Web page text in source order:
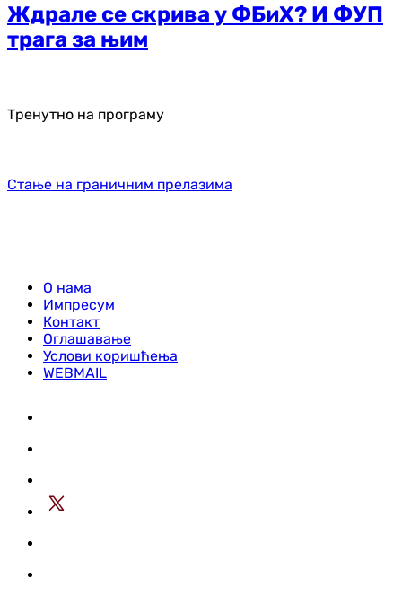
Ждрале се скрива у ФБиХ? И ФУП
трага за њим
Тренутно на програму
Стање на граничним прелазима
О нама
Импресум
Контакт
Оглашавање
Услови коришћења
WEBMAIL